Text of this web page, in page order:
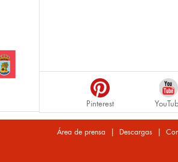
Pinterest
Área de prensa | Descargas |